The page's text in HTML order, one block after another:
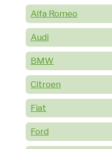
Alfa Romeo
Audi
BMW
Citroen
Fiat
Ford